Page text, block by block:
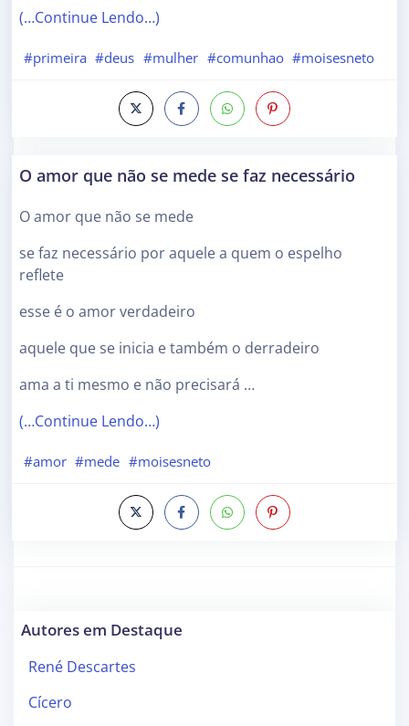
(…Continue Lendo…)
#primeira #deus #mulher #comunhao #moisesneto
O amor que não se mede se faz necessário
O amor que não se mede
se faz necessário por aquele a quem o espelho
reflete
esse é o amor verdadeiro
aquele que se inicia e também o derradeiro
ama a ti mesmo e não precisará …
(…Continue Lendo…)
#amor #mede #moisesneto
Autores em Destaque
René Descartes
Cícero